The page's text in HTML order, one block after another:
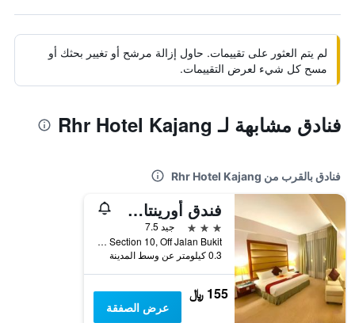
لم يتم العثور على تقييمات. حاول إزالة مرشح أو تغيير بحثك أو
مسح كل شيء لعرض التقييمات.
فنادق مشابهة لـ Rhr Hotel Kajang
فنادق بالقرب من Rhr Hotel Kajang
فندق أورينتال كريستال
3 نجوم
جيد 7.5
Lot 13, Jalan S10/3, Section 10, Off Jalan Bukit, كاجانغ, ماليزيا
0.3 كيلومتر عن وسط المدينة
155 ﷼
عرض الصفقة